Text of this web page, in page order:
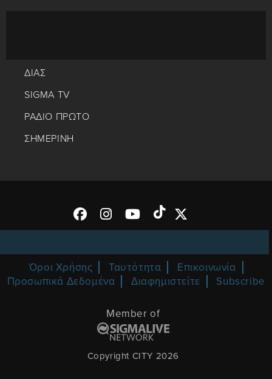
ΔΙΑΣ
SIGMA TV
ΡΑΔΙΟ ΠΡΩΤΟ
ΣΗΜΕΡΙΝΗ
Όροι Χρήσης Ταυτότητα
Επικοινωνία
Προσωπικά Δεδομένα
Διαφημιστείτε Subscribe
Member of
Copyright CITY 2026